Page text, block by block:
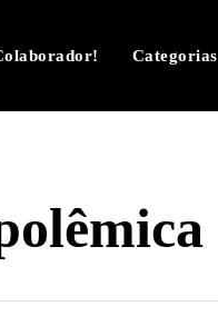
Categorias